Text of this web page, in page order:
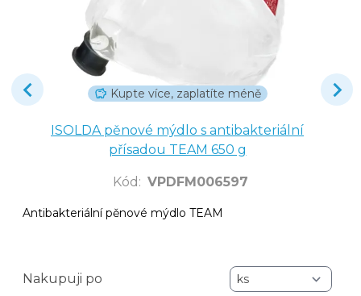
Kupte více, zaplatíte méně
ISOLDA pěnové mýdlo s antibakteriální
přísadou TEAM 650 g
Kód : VPDFM006597
Antibakteriální pěnové mýdlo TEAM
Nakupuji po